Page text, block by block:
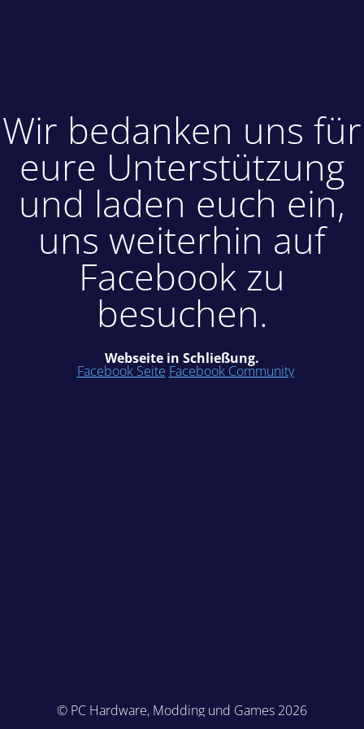
Wir bedanken uns für
eure Unterstützung
und laden euch ein,
uns weiterhin auf
Facebook zu
besuchen.
Webseite in Schließung.
Facebook Seite Facebook Community
© PC Hardware, Modding und Games 2026